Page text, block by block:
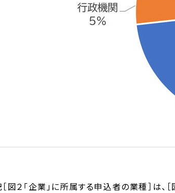
図２「企業」に所属する申込者の業種］は